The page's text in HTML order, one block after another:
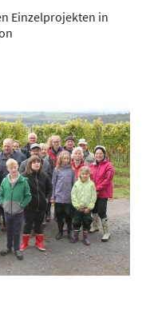
Einzelprojekten in